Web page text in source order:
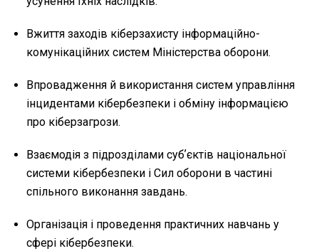
Вжиття заходів кіберзахисту інформаційно-
комунікаційних систем Міністерства оборони.
Впровадження й використання систем управління
інцидентами кібербезпеки і обміну інформацією
про кіберзагрози.
Взаємодія з підрозділами субʼєктів національної
системи кібербезпеки і Сил оборони в частині
спільного виконання завдань.
Організація і проведення практичних навчань у
сфері кібербезпеки.